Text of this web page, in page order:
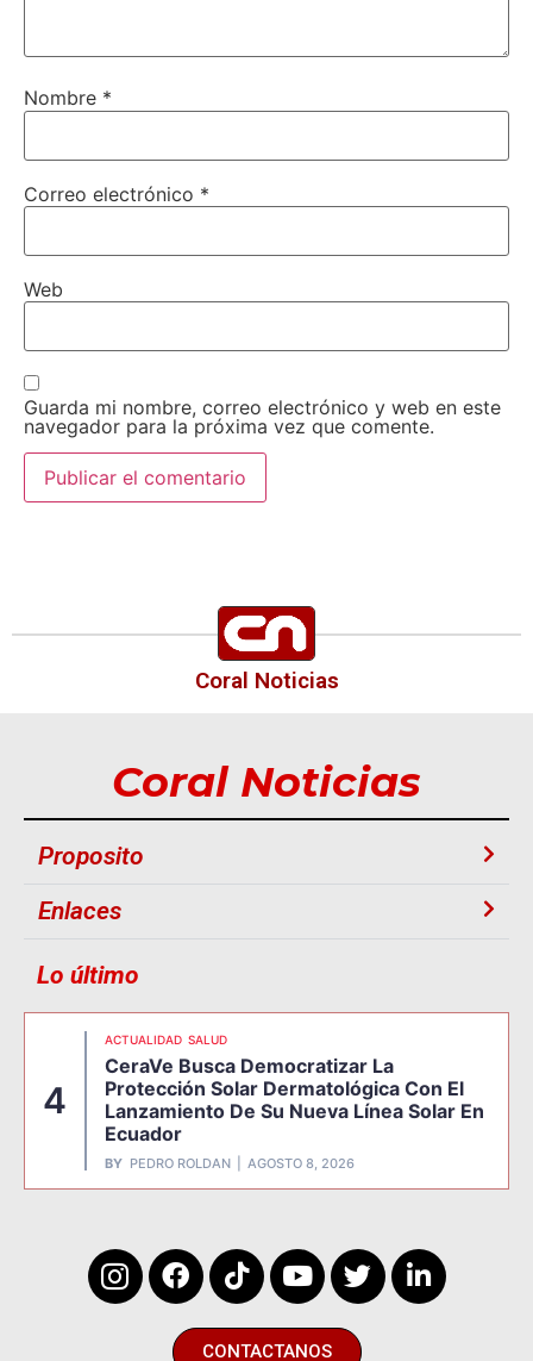
Nombre *
Correo electrónico *
Web
Guarda mi nombre, correo electrónico y web en este
navegador para la próxima vez que comente.
Coral Noticias
Coral Noticias
Proposito
Enlaces
Lo último
4
ACTUALIDAD SALUD
CeraVe Busca Democratizar La
Protección Solar Dermatológica Con El
Lanzamiento De Su Nueva Línea Solar En
Ecuador
BY PEDRO ROLDAN AGOSTO 8, 2026
CONTACTANOS